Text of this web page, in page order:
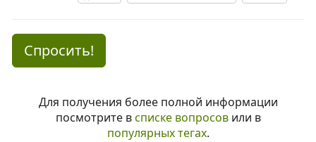
Спросить!
Для получения более полной информации
посмотрите всписке вопросовили в
популярных тегах.